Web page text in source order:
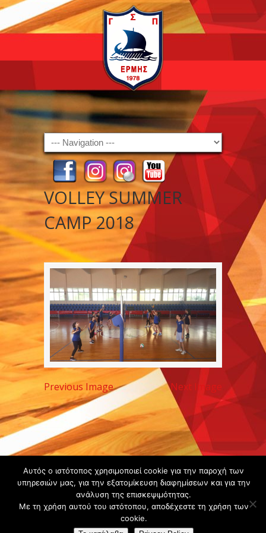
Navigation
VOLLEY SUMMER
CAMP 2018
Previous Image Next Image
Copyright ©
2020 -
Gsperamatosermis.gr
All rights
reserved. -Όροι
Αυτός ο ιστότοπος χρησιμοποιεί cookie για την παροχή των
υπηρεσιών μας, για την εξατομίκευση διαφημίσεων και για την
ανάλυση της επισκεψιμότητας.
Με τη χρήση αυτού του ιστότοπου, αποδέχεστε τη χρήση των
cookie.